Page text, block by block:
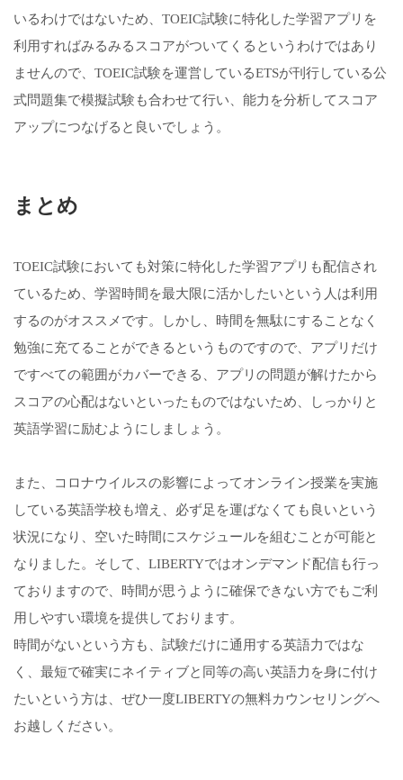
いるわけではないため、TOEIC試験に特化した学習アプリを
利用すればみるみるスコアがついてくるというわけではあり
ませんので、TOEIC試験を運営しているETSが刊行している公
式問題集で模擬試験も合わせて行い、能力を分析してスコア
アップにつなげると良いでしょう。
まとめ
TOEIC試験においても対策に特化した学習アプリも配信され
ているため、学習時間を最大限に活かしたいという人は利用
するのがオススメです。しかし、時間を無駄にすることなく
勉強に充てることができるというものですので、アプリだけ
ですべての範囲がカバーできる、アプリの問題が解けたから
スコアの心配はないといったものではないため、しっかりと
英語学習に励むようにしましょう。
また、コロナウイルスの影響によってオンライン授業を実施
している英語学校も増え、必ず足を運ばなくても良いという
状況になり、空いた時間にスケジュールを組むことが可能と
なりました。そして、LIBERTYではオンデマンド配信も行っ
ておりますので、時間が思うように確保できない方でもご利
用しやすい環境を提供しております。
時間がないという方も、試験だけに通用する英語力ではな
く、最短で確実にネイティブと同等の高い英語力を身に付け
たいという方は、ぜひ一度LIBERTYの無料カウンセリングへ
お越しください。